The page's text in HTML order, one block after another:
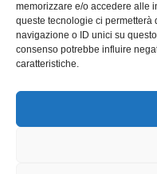
memorizzare e/o accedere alle
queste tecnologie ci permetterà
navigazione o ID unici su
consenso potrebbe influire
caratteristiche.Ho letto e accetto l’